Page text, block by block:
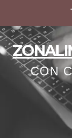
contenido
CON